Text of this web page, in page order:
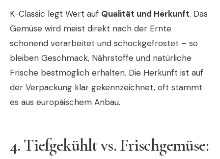
K-Classic legt Wert auf Qualität und Herkunft. Das
Gemüse wird meist direkt nach der Ernte
schonend verarbeitet und schockgefrostet – so
bleiben Geschmack, Nährstoffe und natürliche
Frische bestmöglich erhalten. Die Herkunft ist auf
der Verpackung klar gekennzeichnet, oft stammt
es aus europäischem Anbau.
4. Tiefgekühlt vs. Frischgemüse: